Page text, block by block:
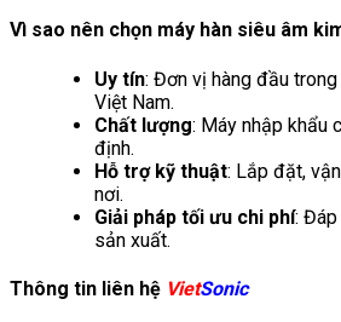
Vì sao nên chọn máy hàn siêu âm
Uy tín: Đơn vị hàng đầu
Việt Nam.
Chất lượng: Máy nhập khẩu
định.
Hỗ trợ kỹ thuật: Lắp đặt,
nơi.
Giải pháp tối ưu chi phí:
sản xuất.
Thông tin liên hệ VietSonic